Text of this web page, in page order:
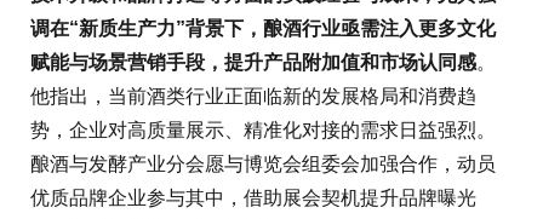
调在“新质生产力”背景下，酿酒行业亟需注入更多文化
赋能与场景营销手段，提升产品附加值和市场认同感。
他指出，当前酒类行业正面临新的发展格局和消费趋
势，企业对高质量展示、精准化对接的需求日益强烈。
酿酒与发酵产业分会愿与博览会组委会加强合作，动员
优质品牌企业参与其中，借助展会契机提升品牌曝光